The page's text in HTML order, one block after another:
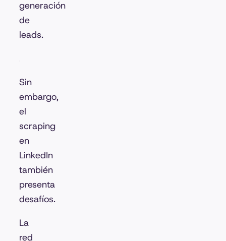
generación
de
leads.
Sin
embargo,
el
scraping
en
LinkedIn
también
presenta
desafíos.
La
red